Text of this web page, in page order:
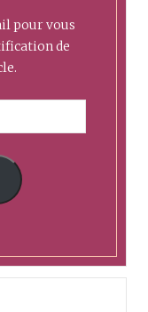
pour vous
de